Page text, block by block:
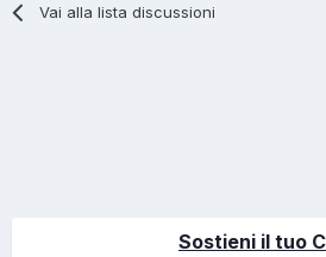
Vai alla lista discussioni
Sostieni il tuo